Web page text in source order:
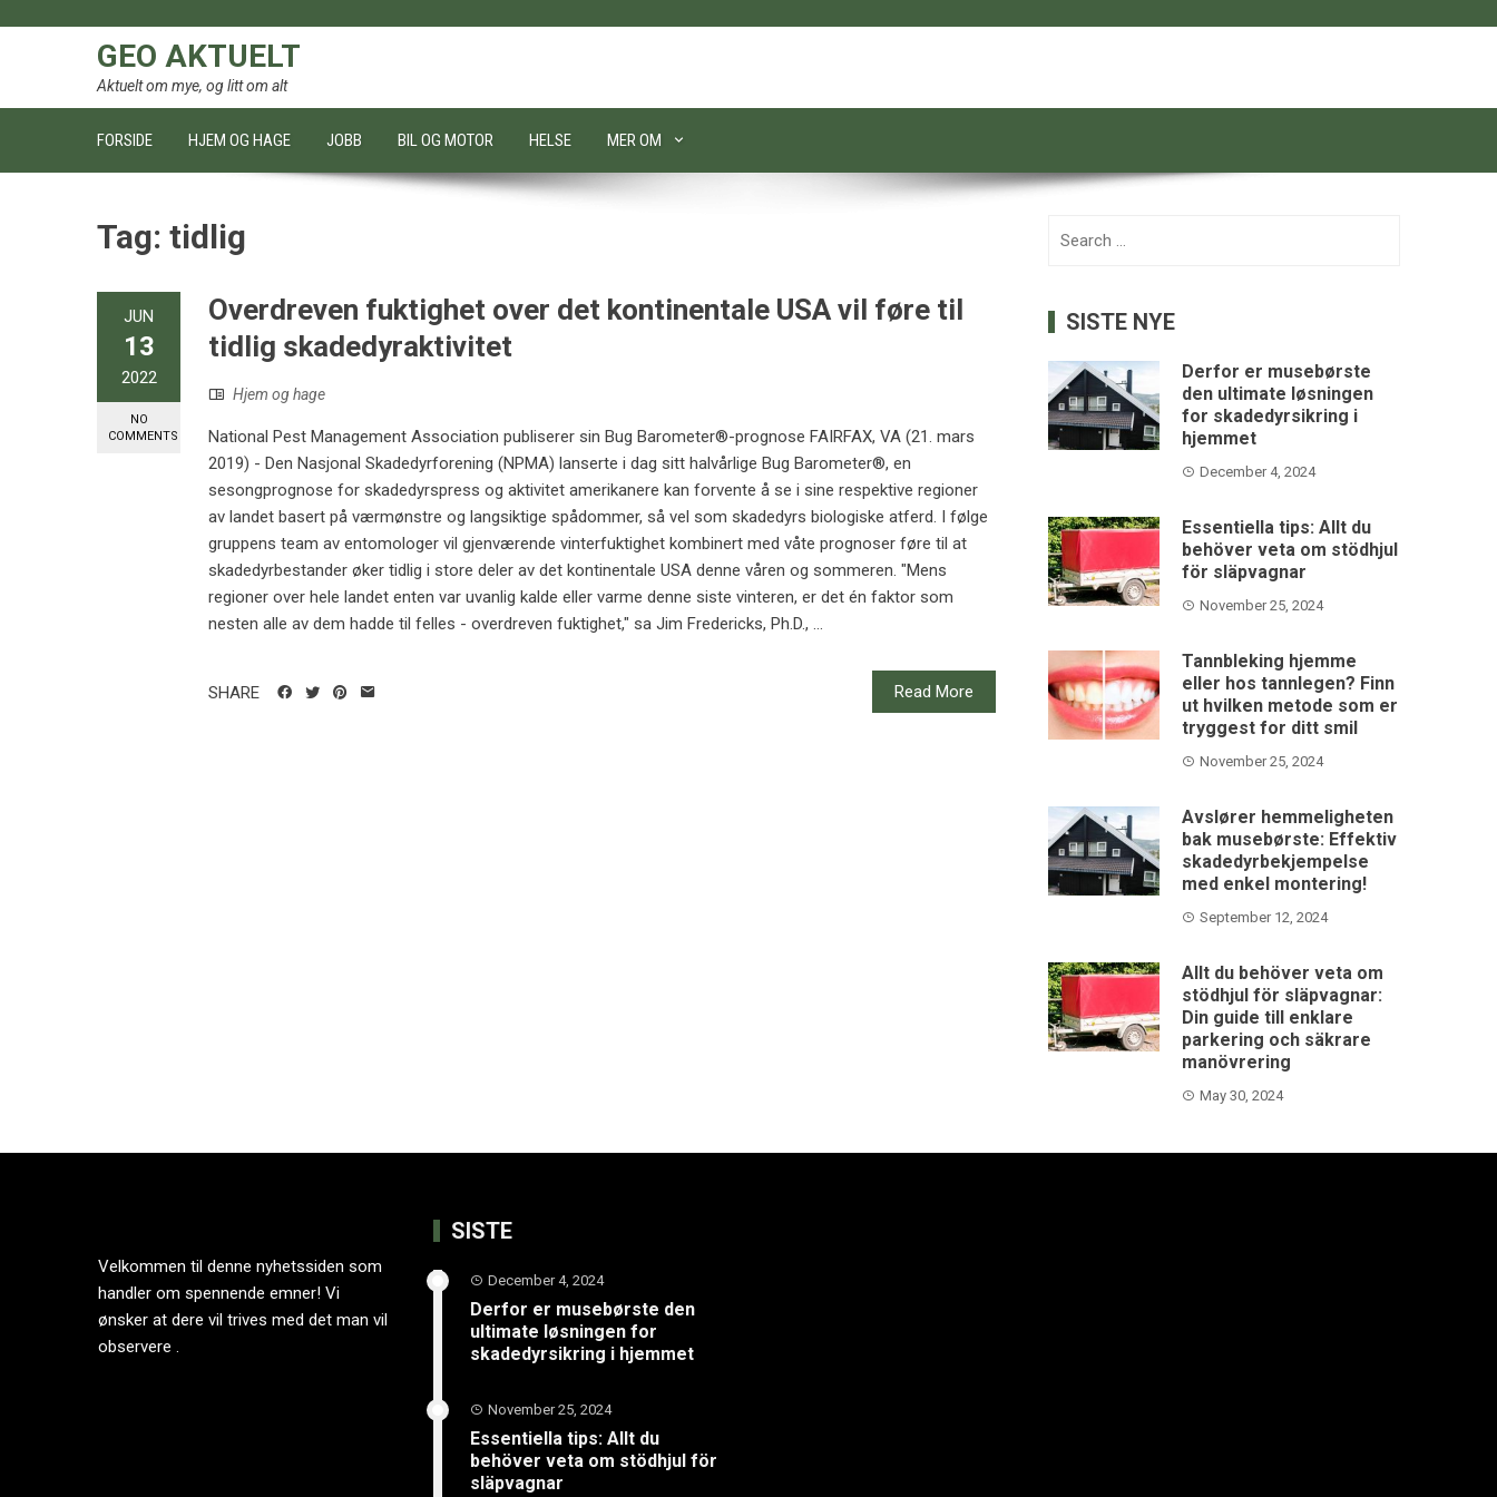
GEO AKTUELT
Aktuelt om mye, og litt om alt
FORSIDE HJEM OG HAGE JOBB BIL OG MOTOR HELSE MER OM
Tag: tidlig
JUN
13
2022
NO
COMMENTS
Overdreven fuktighet over det kontinentale USA vil føre til
tidlig skadedyraktivitet
Hjem og hage
National Pest Management Association publiserer sin Bug Barometer®-prognose FAIRFAX, VA (21. mars
2019) - Den Nasjonal Skadedyrforening (NPMA) lanserte i dag sitt halvårlige Bug Barometer®, en
sesongprognose for skadedyrspress og aktivitet amerikanere kan forvente å se i sine respektive regioner
av landet basert på værmønstre og langsiktige spådommer, så vel som skadedyrs biologiske atferd. I følge
gruppens team av entomologer vil gjenværende vinterfuktighet kombinert med våte prognoser føre til at
skadedyrbestander øker tidlig i store deler av det kontinentale USA denne våren og sommeren. "Mens
regioner over hele landet enten var uvanlig kalde eller varme denne siste vinteren, er det én faktor som
nesten alle av dem hadde til felles - overdreven fuktighet," sa Jim Fredericks, Ph.D., ...
Read More
SHARE
SISTE NYE
Derfor er musebørste
den ultimate løsningen
for skadedyrsikring i
hjemmet
December 4, 2024
Essentiella tips: Allt du
behöver veta om stödhjul
för släpvagnar
November 25, 2024
Tannbleking hjemme
eller hos tannlegen? Finn
ut hvilken metode som er
tryggest for ditt smil
November 25, 2024
Avslører hemmeligheten
bak musebørste: Effektiv
skadedyrbekjempelse
med enkel montering!
September 12, 2024
Allt du behöver veta om
stödhjul för släpvagnar:
Din guide till enklare
parkering och säkrare
manövrering
May 30, 2024
Velkommen til denne nyhetssiden som
handler om spennende emner! Vi
ønsker at dere vil trives med det man vil
observere .
SISTE
December 4, 2024
Derfor er musebørste den
ultimate løsningen for
skadedyrsikring i hjemmet
November 25, 2024
Essentiella tips: Allt du
behöver veta om stödhjul för
släpvagnar